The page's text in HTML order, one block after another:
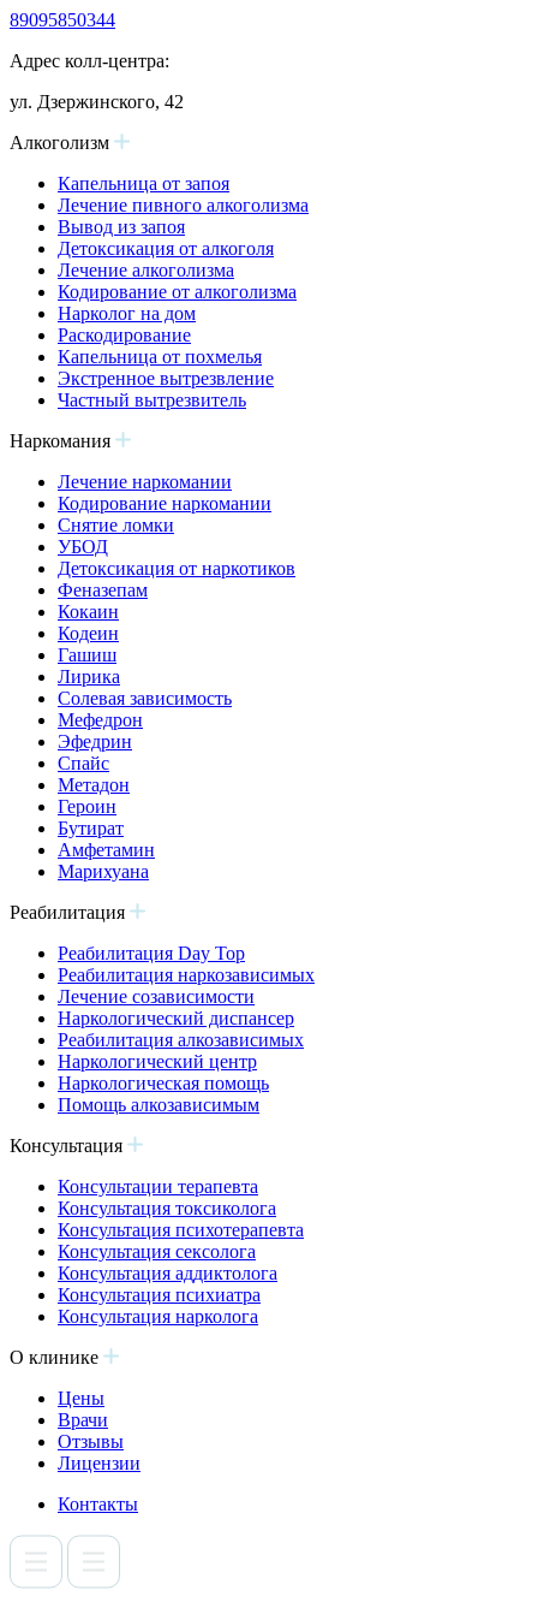
89095850344
Адрес колл-центра:
ул. Дзержинского, 42
Алкоголизм
Капельница от запоя
Лечение пивного алкоголизма
Вывод из запоя
Детоксикация от алкоголя
Лечение алкоголизма
Кодирование от алкоголизма
Нарколог на дом
Раскодирование
Капельница от похмелья
Экстренное вытрезвление
Частный вытрезвитель
Наркомания
Лечение наркомании
Кодирование наркомании
Снятие ломки
УБОД
Детоксикация от наркотиков
Феназепам
Кокаин
Кодеин
Гашиш
Лирика
Солевая зависимость
Мефедрон
Эфедрин
Спайс
Метадон
Героин
Бутират
Амфетамин
Марихуана
Реабилитация
Реабилитация Day Top
Реабилитация наркозависимых
Лечение созависимости
Наркологический диспансер
Реабилитация алкозависимых
Наркологический центр
Наркологическая помощь
Помощь алкозависимым
Консультация
Консультации терапевта
Консультация токсиколога
Консультация психотерапевта
Консультация сексолога
Консультация аддиктолога
Консультация психиатра
Консультация нарколога
О клинике
Цены
Врачи
Отзывы
Лицензии
Контакты